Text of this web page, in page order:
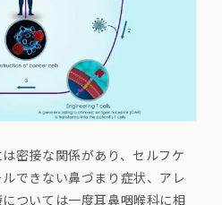
密接な関係があり、セルフケ
できない鼻づまり症状、アレ
ついては一度耳鼻咽喉科に相